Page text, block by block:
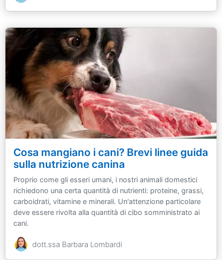
Cosa mangiano i cani? Brevi linee guida
sulla nutrizione canina
Proprio come gli esseri umani, i nostri animali domestici
richiedono una certa quantità di nutrienti: proteine, grassi,
carboidrati, vitamine e minerali. Un'attenzione particolare
deve essere rivolta alla quantità di cibo somministrato ai
cani.
dott.ssa Barbara Lombardi